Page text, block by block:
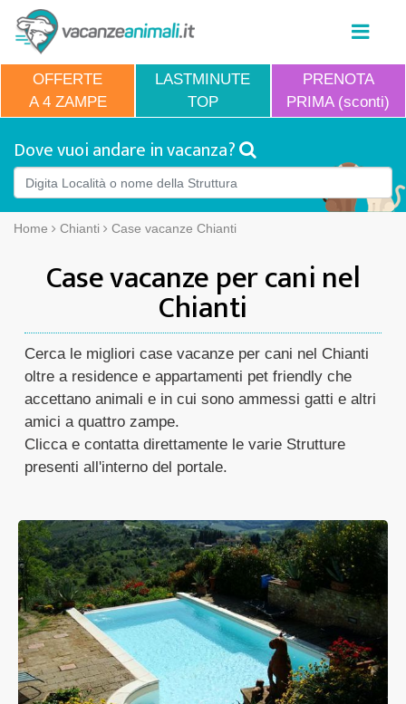
OFFERTE
A 4 ZAMPE
LASTMINUTE
TOP
PRENOTA
PRIMA (sconti)
Dove vuoi andare in vacanza?
Home Chianti Case vacanze Chianti
Case vacanze per cani nel
Chianti
Cerca le migliori case vacanze per cani nel Chianti
oltre a residence e appartamenti pet friendly che
accettano animali e in cui sono ammessi gatti e altri
amici a quattro zampe.
Clicca e contatta direttamente le varie Strutture
presenti all'interno del portale.